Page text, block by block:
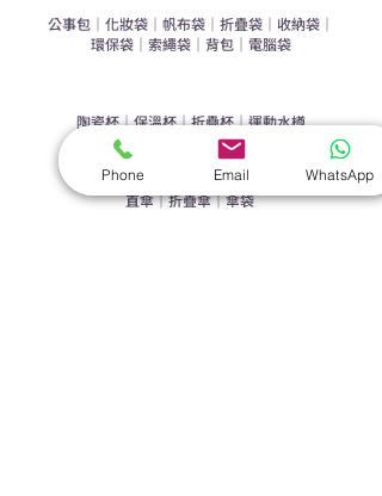
公事包｜ 化妝袋｜ 帆布袋｜ 折疊袋｜ 收納袋｜
環保袋｜ 索繩袋｜ 背包｜ 電腦袋
陶瓷杯｜保溫杯｜折疊杯｜運動水樽
直傘｜折疊傘｜傘袋
Phone Email WhatsApp